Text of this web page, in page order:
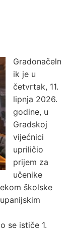
Gradonačeln
ik je u
četvrtak, 11.
lipnja 2026.
godine, u
Gradskoj
vijećnici
upriličio
prijem za
učenike
školske
se ističe 1.